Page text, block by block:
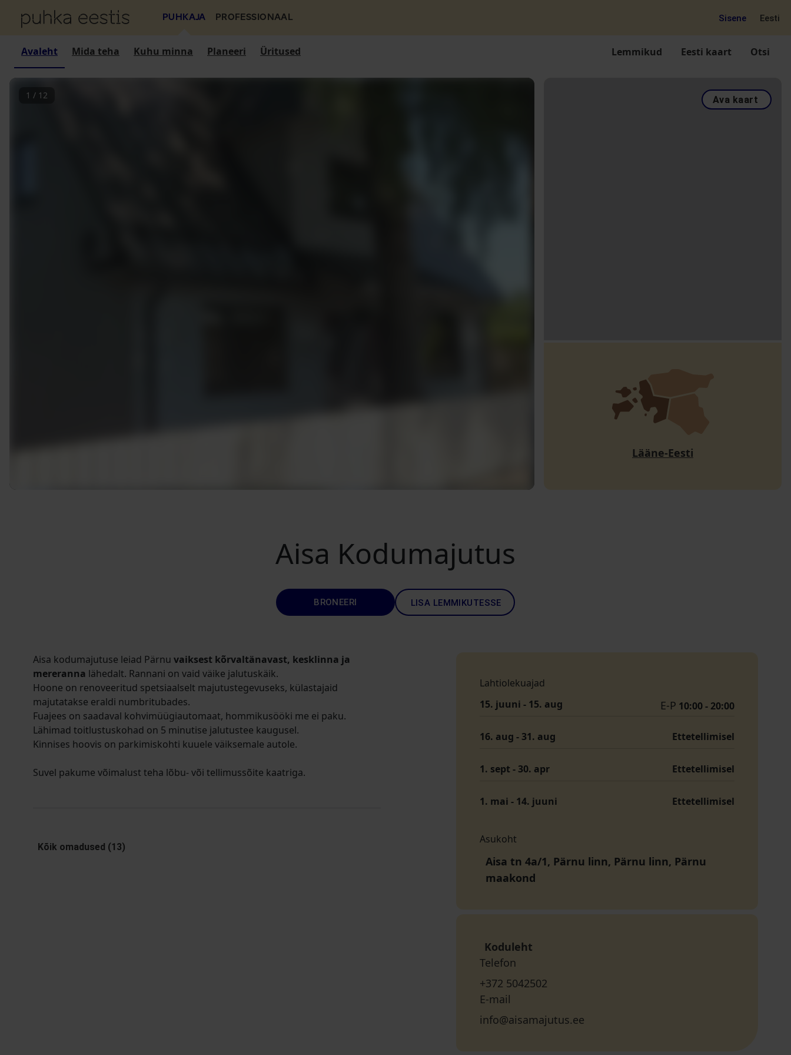
PUHKAJA PROFESSIONAAL Sisene Eesti
Avaleht Mida teha Kuhu minna Planeeri Üritused Lemmikud Eesti kaart Otsi
1 / 12 Ava kaart
Lääne-Eesti
Aisa Kodumajutus
BRONEERI LISA LEMMIKUTESSE
Aisa kodumajutuse leiad Pärnu vaiksest kõrvaltänavast, kesklinna ja
mereranna lähedalt. Rannani on vaid väike jalutuskäik.
Hoone on renoveeritud spetsiaalselt majutustegevuseks, külastajaid
majutatakse eraldi numbritubades.
Fuajees on saadaval kohvimüügiautomaat, hommikusööki me ei paku.
Lähimad toitlustuskohad on 5 minutise jalutustee kaugusel.
Kinnises hoovis on parkimiskohti kuuele väiksemale autole.
Suvel pakume võimalust teha lõbu- või tellimussõite kaatriga.
Kõik omadused (13)
Lahtiolekuajad
15. juuni - 15. aug
E-P 10:00 - 20:00
16. aug - 31. aug Ettetellimisel
1. sept - 30. apr Ettetellimisel
1. mai - 14. juuni Ettetellimisel
Asukoht
Aisa tn 4a/1, Pärnu linn, Pärnu linn, Pärnu
maakond
Koduleht
Telefon
+372 5042502
E-mail
info@aisamajutus.ee